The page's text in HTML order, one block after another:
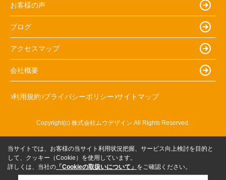
お客様の声
ブログ
アクセスマップ
会社概要
利用規約 プライバシーポリシー サイトマップ
Copyright(c) 株式会社ムウデザイン All Rights Reserved.
当サイトでは、お客様の当サイト利用状況把握、サービス向上検討を目的と
して、クッキー（Cookie）を使用しています。
詳しくは、当社の 「Cookieの取扱いについて」 をご確認ください。